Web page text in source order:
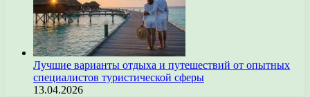
Лучшие варианты отдыха и путешествий от опытных
специалистов туристической сферы
13.04.2026